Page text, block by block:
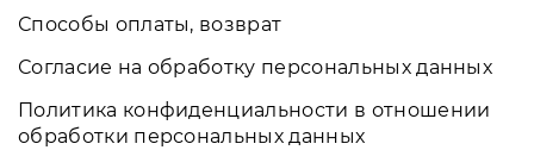
Способы оплаты, возврат
Согласие на обработку персональных данных
Политика конфиденциальности в отношении
обработки персональных данных